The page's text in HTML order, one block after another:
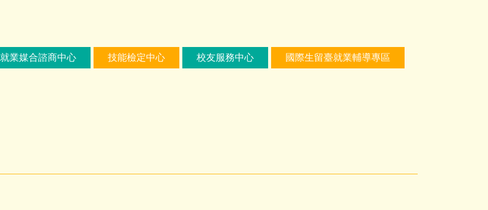
就業媒合諮商中心 技能檢定中心 校友服務中心 國際生留臺就業輔導專區